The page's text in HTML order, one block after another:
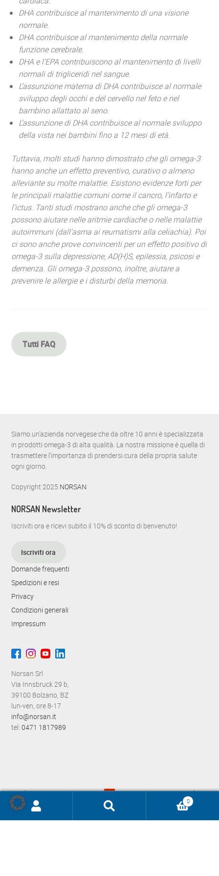
DHA contribuisce al mantenimento di una visione
normale.
DHA contribuisce al mantenimento della normale
funzione cerebrale.
DHA e l’EPA contribuiscono al mantenimento di livelli
normali di trigliceridi nel sangue.
L’assunzione materna di DHA contribuisce al normale
sviluppo degli occhi e del cervello nel feto e nel
bambino allattato al seno.
L’assunzione di DHA contribuisce al normale sviluppo
della vista nei bambini fino a 12 mesi di età.
Tuttavia, molti studi hanno dimostrato che gli omega-3
hanno anche un effetto preventivo, curativo o almeno
alleviante su molte malattie. Esistono evidenze forti per
le principali malattie comuni come il cancro, l’infarto e
l’ictus. Tanti studi mostrano anche che gli omega-3
possono aiutare nelle aritmie cardiache o nelle malattie
autoimmuni (dall’asma ai reumatismi alla celiachia). Poi
ci sono anche prove convincenti per un effetto positivo di
omega-3 sulla depressione, AD(H)S, epilessia, psicosi e
demenza. Gli omega-3 possono, inoltre, aiutare a
prevenire le allergie e i disturbi della memoria.
Tutti FAQ
Siamo un’azienda norvegese che da oltre 10 anni è specializzata
in prodotti omega-3 di alta qualità. La nostra missione è quella di
trasmettere l’importanza di prendersi cura della propria salute
ogni giorno.
Copyright 2025 NORSAN
NORSAN Newsletter
Iscriviti ora e ricevi subito il 10% di sconto di benvenuto!
Iscriviti ora
Domande frequenti
Spedizioni e resi
Privacy
Condizioni generali
Impressum
Norsan Srl
Via Innsbruck 29 b,
39100 Bolzano, BZ
lun-ven, ore 8-17
info@norsan.it
tel: 0471 1817989
Ricerca
0